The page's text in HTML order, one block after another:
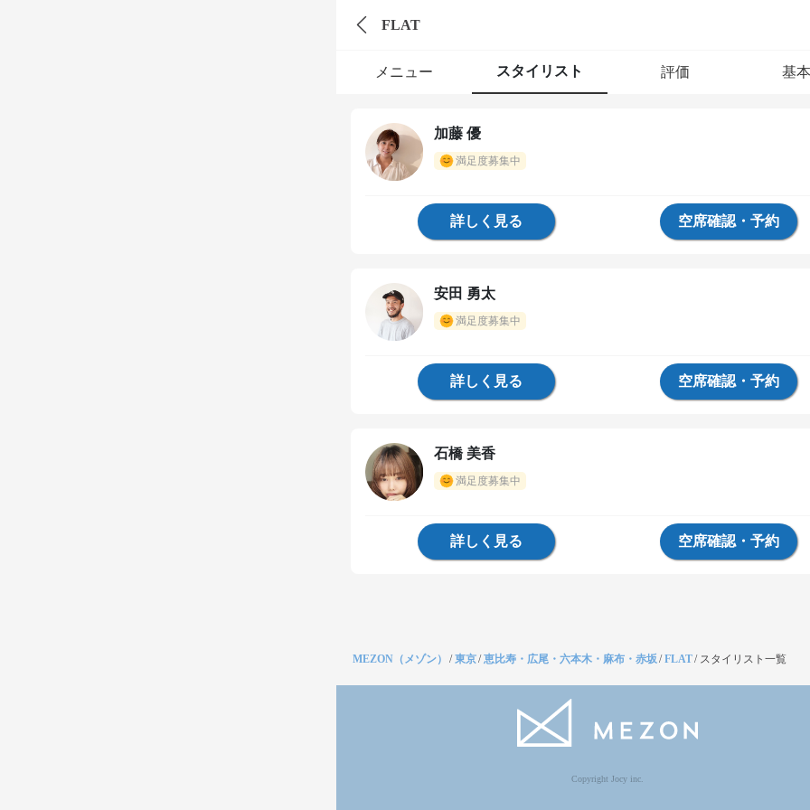
FLAT
メニュー スタイリスト 評価 基
加藤 優
満足度募集中
詳しく見る 空席確認・予約
安田 勇太
満足度募集中
詳しく見る 空席確認・予約
石橋 美香
満足度募集中
詳しく見る 空席確認・予約
MEZON（メゾン） /東京/恵比寿・広尾・六本木・麻布・赤坂/FLAT/ スタイリスト一覧
Copyright Jocy inc.